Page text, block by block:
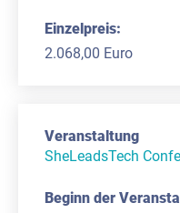
2.068,00 Euro
SheLeadsTech